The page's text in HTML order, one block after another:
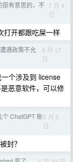
挺有意思的，不 7 月 4
日
打开都跟吃屎一样
遇政策不允
6 月 17
日
个涉及到 license
恶意软件，可以修
个 ChatGPT 账6 月 5
日
封？